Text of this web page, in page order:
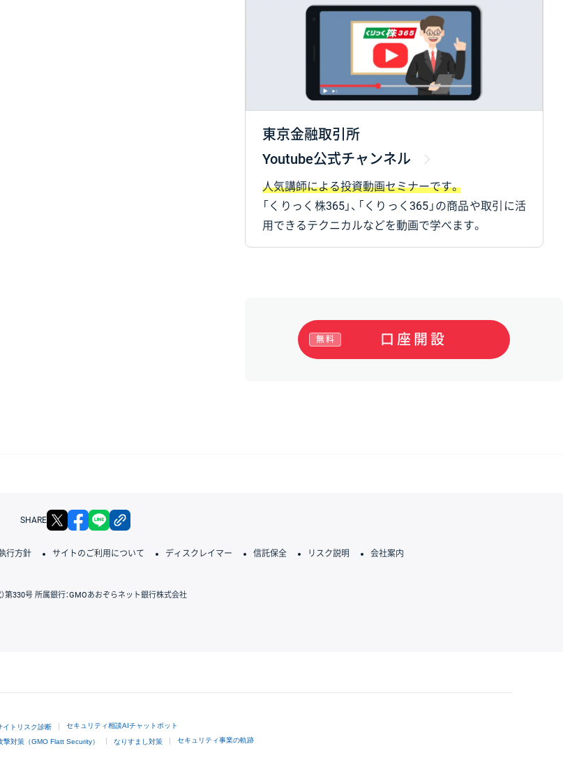
東京金融取引所
Youtube公式チャンネル
人気講師による投資動画セミナーです。
「くりっく株365」、「くりっく365」の商品や取引に活
用できるテクニカルなどを動画で学べます。
口座開設
無料
SHARE X facebook
行方針 サイトのご利用について ディスクレイマー 信託保全 リスク説明 会社案内
第330号 所属銀行：GMOあおぞらネット銀行株式会社
イトリスク診断 セキュリティ相談AIチャットボット
撃対策（GMO Flatt Security） なりすまし対策 セキュリティ事業の軌跡